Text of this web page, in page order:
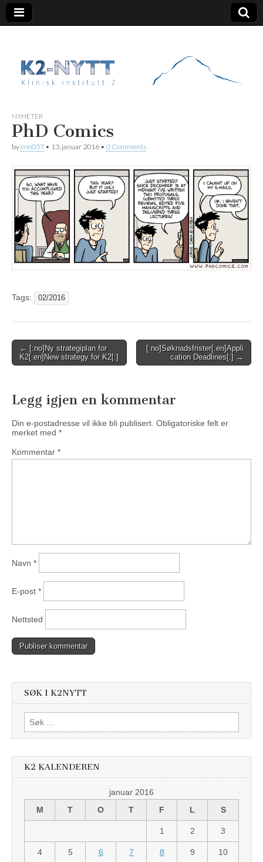
K2 Nytt
NYHETER
PhD Comics
byene057 • 13. januar 2016 • 0 Comments
Tags: 02/2016
Post
navigation
← [:no]Ny strategiplan for
K2[:en]New strategy for K2[:]
[:no]Søknadsfrister[:en]Appli
cation Deadlines[:] →
Legg igjen en kommentar
Din e-postadresse vil ikke bli publisert. Obligatoriske felt er
merket med *
Kommentar *
Navn *
E-post *
Nettsted
SØK I K2NYTT
Søk
etter:
K2 KALENDEREN
januar 2016
M
T O T F L S
1 2 3
4 5 6 7 8 9 10